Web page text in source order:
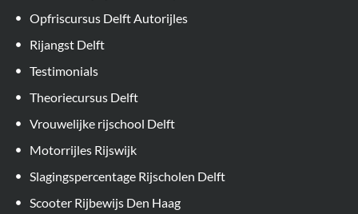
Opfriscursus Delft Autorijles
Rijangst Delft
Testimonials
Theoriecursus Delft
Vrouwelijke rijschool Delft
Motorrijles Rijswijk
Slagingspercentage Rijscholen Delft
Scooter Rijbewijs Den Haag